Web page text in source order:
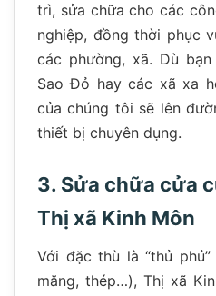
trì, sửa chữa cho các
nghiệp, đồng thời phục
các phường, xã. Dù
Sao Đỏ hay các xã xa
của chúng tôi sẽ lên
thiết bị chuyên dụng.
3. Sửa chữa cửa
Thị xã Kinh Môn
Với đặc thù là “thủ
măng, thép…), Thị xã